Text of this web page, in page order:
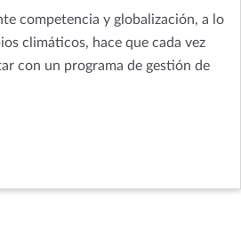
competencia y globalización, a lo
climáticos, hace que cada vez
con un programa de gestión de